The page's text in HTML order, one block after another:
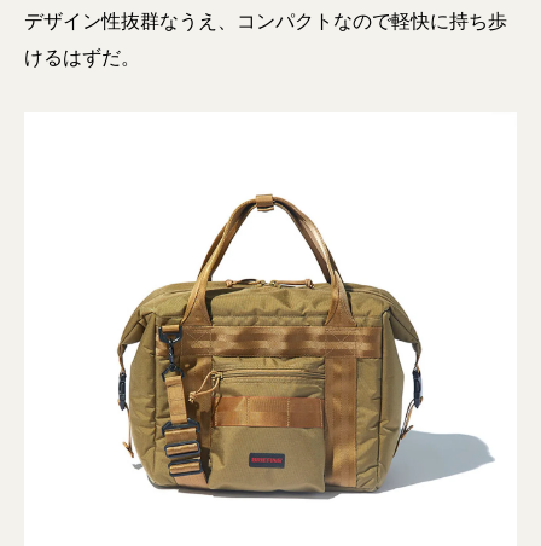
デザイン性抜群なうえ、コンパクトなので軽快に持ち歩
けるはずだ。